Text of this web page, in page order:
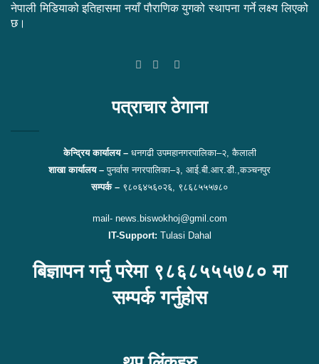
नेपाली मिडियाको इतिहासमा नयाँ पौराणिक युगको स्थापना गर्ने लक्ष्य लिएको
छ।
Facebook
Twitter
पत्राचार ठेगाना
केन्द्रिय कार्यालय –धनगढी उपमहानगरपालिका–२, कैलाली
शाखा कार्यालय –पुनर्वास नगरपालिका–३, आई.बी.आर.डी.,कञ्चनपुर
सम्पर्क – ९८०६४५६०२६, ९८६८५५५७८०
mail- news.biswokhoj@gmil.com
IT-Support: Tulasi Dahal
बिज्ञापन गर्नु परेमा ९८६८५५५७८० मा
सम्पर्क गर्नुहोस